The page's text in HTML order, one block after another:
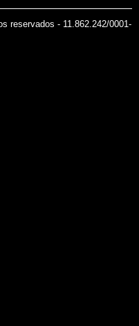
reservados - 11.862.242/0001-